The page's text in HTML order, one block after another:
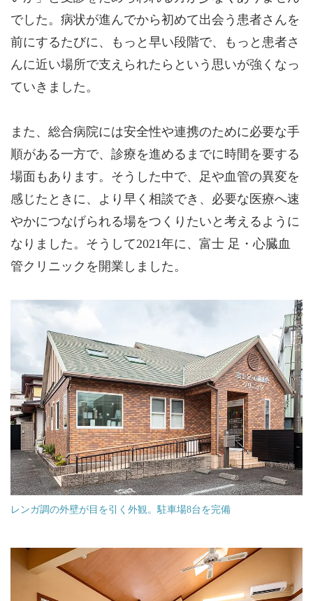
でした。病状が進んでから初めて出会う患者さんを
前にするたびに、もっと早い段階で、もっと患者さ
んに近い場所で支えられたらという思いが強くなっ
ていきました。
また、総合病院には安全性や連携のために必要な手
順がある一方で、診療を進めるまでに時間を要する
場面もあります。そうした中で、足や血管の異変を
感じたときに、より早く相談でき、必要な医療へ速
やかにつなげられる場をつくりたいと考えるように
なりました。そうして2021年に、富士 足・心臓血
管クリニックを開業しました。
レンガ調の外壁が目を引く外観。駐車場8台を完備